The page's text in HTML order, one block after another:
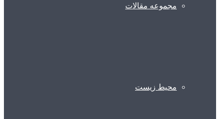
مجموعه مقالات
محیط زیست